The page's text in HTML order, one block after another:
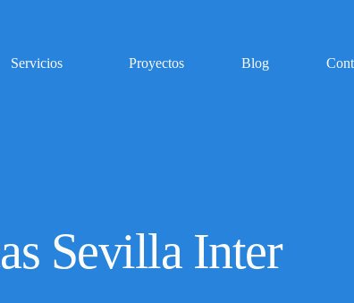
Servicios
¿Quieres obtener un
presupuesto personalizado?
Proyectos Blog
Sevilla